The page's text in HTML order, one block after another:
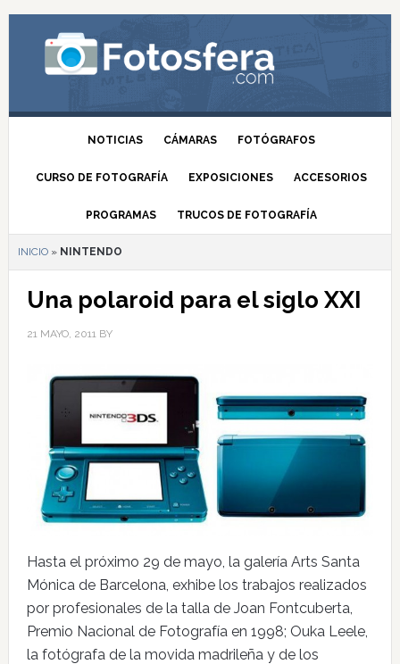
NOTICIAS CÁMARAS FOTÓGRAFOS
CURSO DE FOTOGRAFÍA EXPOSICIONES ACCESORIOS
PROGRAMAS TRUCOS DE FOTOGRAFÍA
INICIO» NINTENDO
Una polaroid para el siglo XXI
21 MAYO, 2011BY
Hasta el próximo 29 de mayo, la galería Arts Santa
Mónica de Barcelona, exhibe los trabajos realizados
por profesionales de la talla de Joan Fontcuberta,
Premio Nacional de Fotografía en 1998; Ouka Leele,
la fotógrafa de la movida madrileña y de los